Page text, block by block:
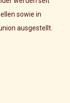
sowie in
ausgestellt.